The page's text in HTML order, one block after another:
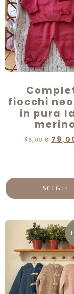
fiocchi
in pura
merino
93,00€
SCEGLI